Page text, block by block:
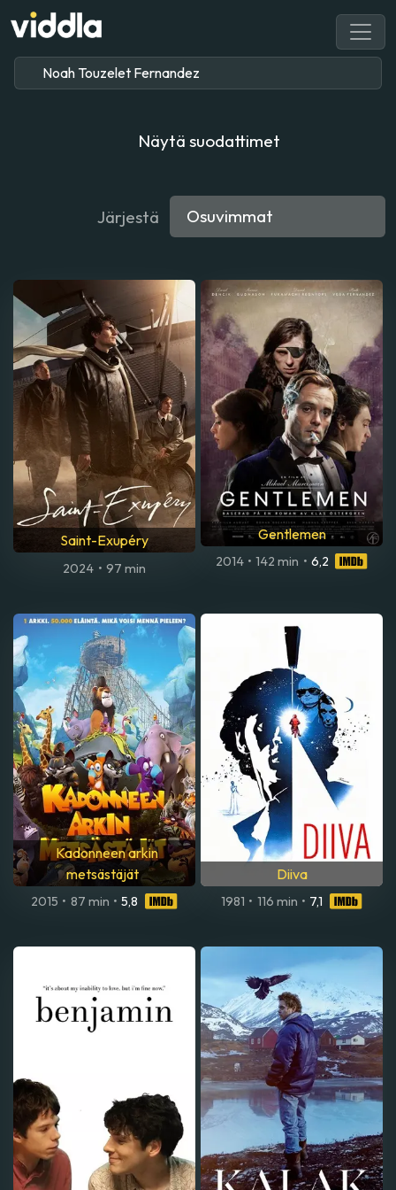
Näytä suodattimet
Järjestä
Saint-Exupéry
2024 • 97 min
Gentlemen
2014 • 142 min • 6,2
Kadonneen arkin
metsästäjät
2015 • 87 min • 5,8
Diiva
1981 • 116 min • 7,1